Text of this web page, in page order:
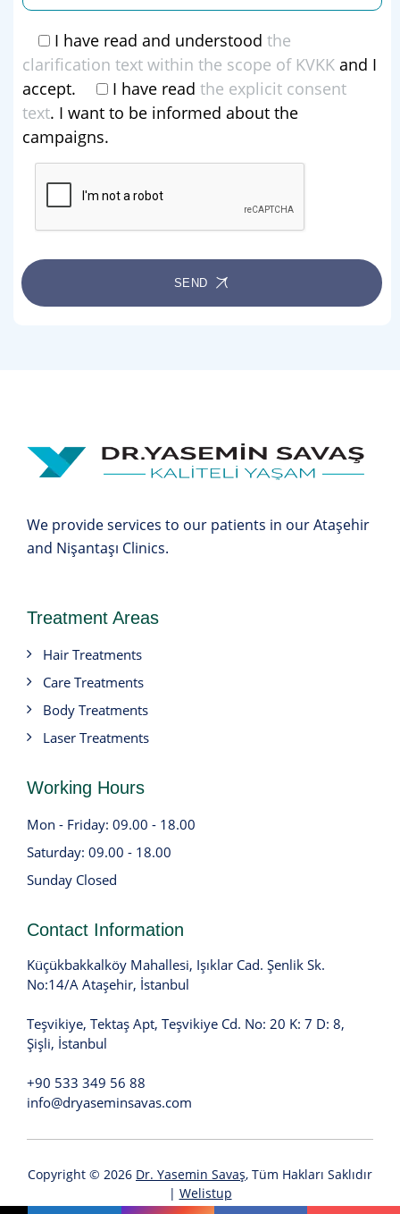
I have read and understood the
clarification text within the scope of KVKK and I
accept.
I have read the explicit consent
text. I want to be informed about the
campaigns.
SEND
We provide services to our patients in our Ataşehir
and Nişantaşı Clinics.
Treatment Areas
Hair Treatments
Care Treatments
Body Treatments
Laser Treatments
Working Hours
Mon - Friday: 09.00 - 18.00
Saturday: 09.00 - 18.00
Sunday Closed
Contact Information
Küçükbakkalköy Mahallesi, Işıklar Cad. Şenlik Sk.
No:14/A Ataşehir, İstanbul
Teşvikiye, Tektaş Apt, Teşvikiye Cd. No: 20 K: 7 D: 8,
Şişli, İstanbul
+90 533 349 56 88
info@dryaseminsavas.com
Copyright © 2026 Dr. Yasemin Savaş, Tüm Hakları Saklıdır
| Welistup